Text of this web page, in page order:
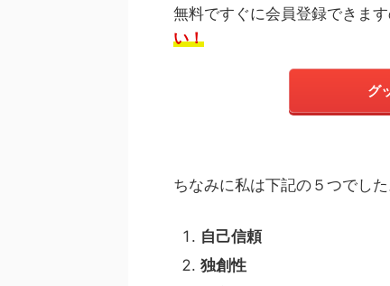
無料ですぐに会員登録できます
い！
グ
ちなみに私は下記の５つでした
自己信頼
独創性